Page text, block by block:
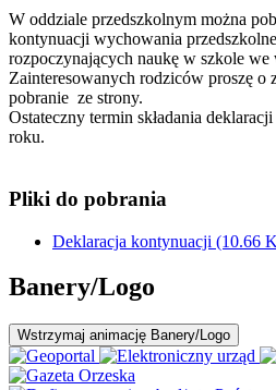
W oddziale przedszkolnym można
kontynuacji wychowania
rozpoczynających naukę w szkole we
Zainteresowanych rodziców proszę o
pobranie ze strony.
Ostateczny termin składania
roku.
Pliki do pobrania
Deklaracja kontynuacji (10.66
Banery/Logo
Wstrzymaj animację Banery/Logo